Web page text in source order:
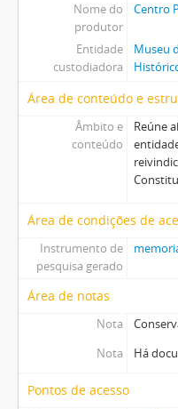
Nome do
produtor
Centro
Entidade
custodiadora
Museu
Área de conteúdo e
Âmbito e
conteúdo
Reúne
Área de condições de
Instrumento de
pesquisa gerado
Área de notas
Nota
Nota
Há
Pontos de acesso